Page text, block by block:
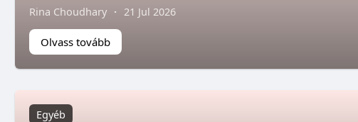
Rina Choudhary · 21 Jul 2026
Olvass tovább
Egyéb